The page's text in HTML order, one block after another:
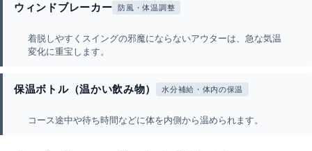
ウィンドブレーカー 防風・体温調整
着脱しやすくスイングの邪魔にならないアウターは、急な気温
変化に重宝します。
保温ボトル（温かい飲み物） 水分補給・体内の保温
コース途中や待ち時間などに体を内側から温められます。